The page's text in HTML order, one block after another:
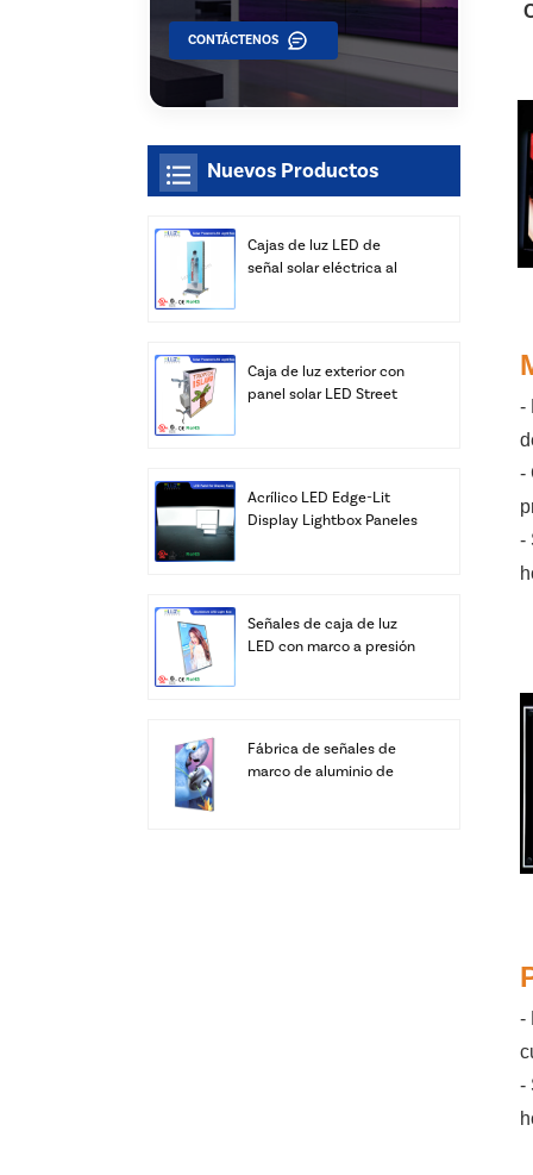
-
-
-
-
-
CONTÁCTENOS
Nuevos Productos
Cajas de luz LED de
señal solar eléctrica al
Caja de luz exterior con
panel solar LED Street
Acrílico LED Edge-Lit
Display Lightbox Paneles
Señales de caja de luz
LED con marco a presión
Fábrica de señales de
marco de aluminio de